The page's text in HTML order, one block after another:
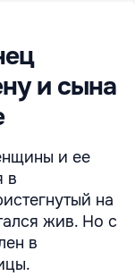
и сына
и ее
в
на
жив. Но с
в